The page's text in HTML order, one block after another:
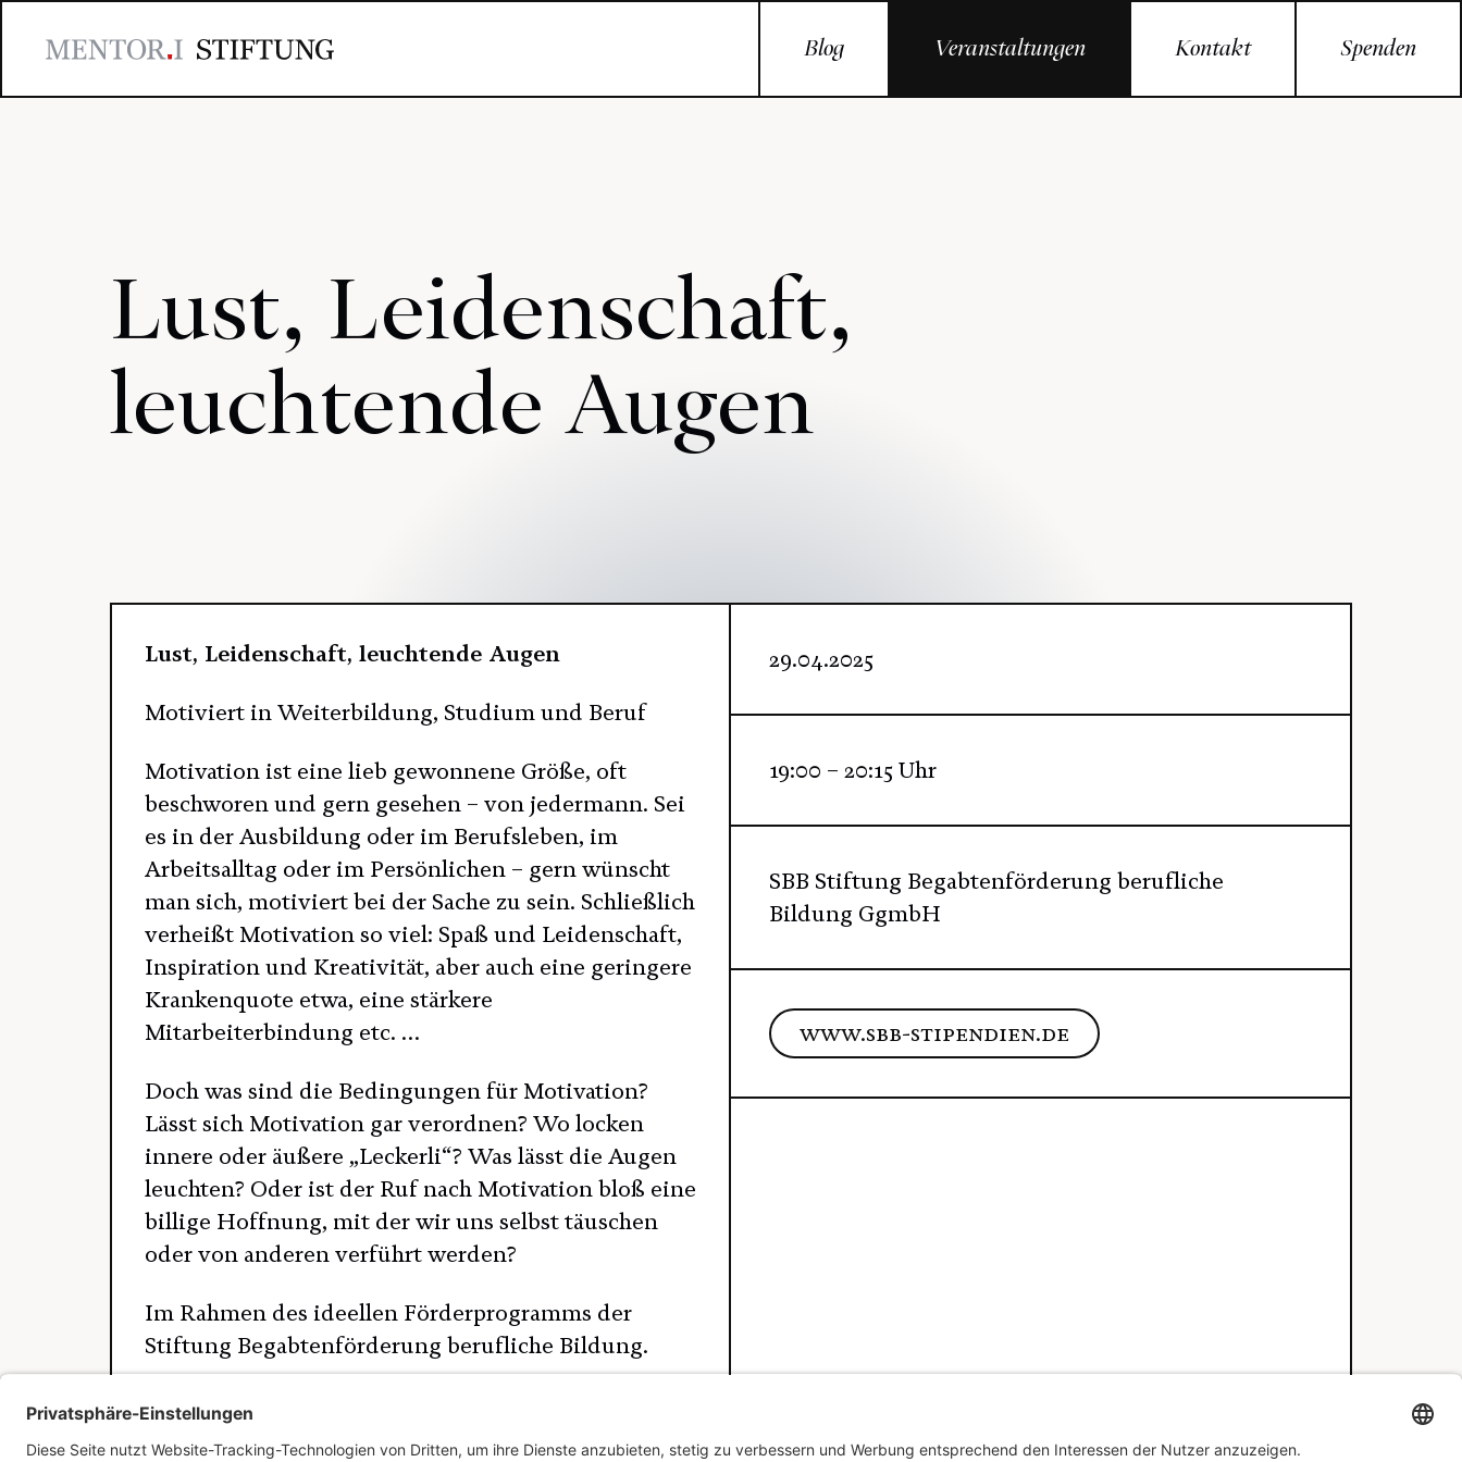
Blog Veranstaltungen Kontakt Spenden
Lust, Leidenschaft,
leuchtende Augen
Lust, Leidenschaft, leuchtende Augen
Motiviert in Weiterbildung, Studium und Beruf
Motivation ist eine lieb gewonnene Größe, oft
beschworen und gern gesehen – von jedermann. Sei
es in der Ausbildung oder im Berufsleben, im
Arbeitsalltag oder im Persönlichen – gern wünscht
man sich, motiviert bei der Sache zu sein. Schließlich
verheißt Motivation so viel: Spaß und Leidenschaft,
Inspiration und Kreativität, aber auch eine geringere
Krankenquote etwa, eine stärkere
Mitarbeiterbindung etc. …
Doch was sind die Bedingungen für Motivation?
Lässt sich Motivation gar verordnen? Wo locken
innere oder äußere „Leckerli“? Was lässt die Augen
leuchten? Oder ist der Ruf nach Motivation bloß eine
billige Hoffnung, mit der wir uns selbst täuschen
oder von anderen verführt werden?
Im Rahmen des ideellen Förderprogramms der
Stiftung Begabtenförderung berufliche Bildung.
29.04.2025
19:00 – 20:15 Uhr
SBB Stiftung Begabtenförderung berufliche
Bildung GgmbH
www.sbb-stipendien.de